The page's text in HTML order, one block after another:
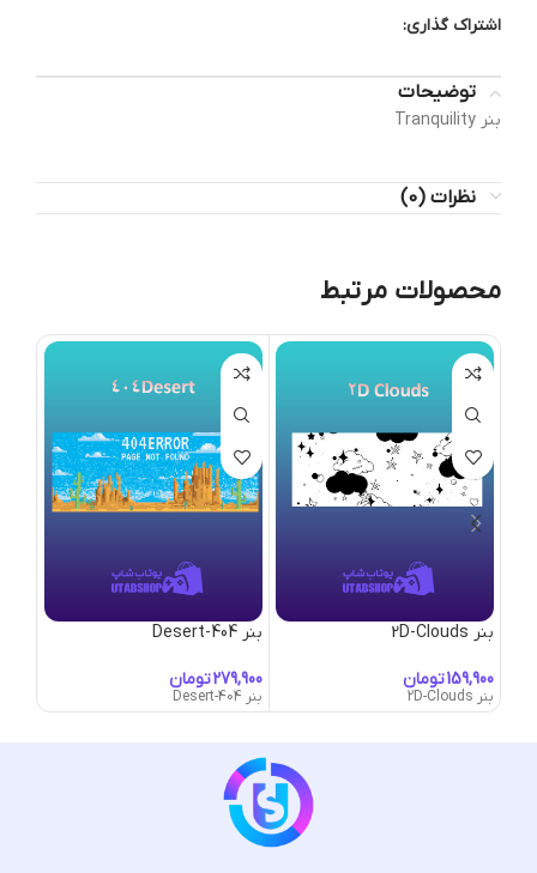
اشتراک گذاری:
توضیحات
بنر Tranquility
نظرات (0)
محصولات مرتبط
بنر 2D-Clouds
تومان
بنر 2D-Clouds
بنر 404-Desert
تومان
بنر 404-Desert